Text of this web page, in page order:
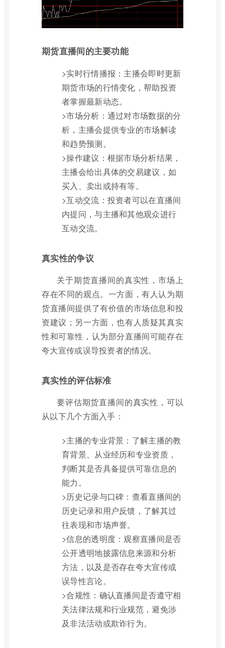
期货直播间的主要功能
>实时行情播报：主播会即时更新
期货市场的行情变化，帮助投资
者掌握最新动态。
>市场分析：通过对市场数据的分
析，主播会提供专业的市场解读
和趋势预测。
>操作建议：根据市场分析结果，
主播会给出具体的交易建议，如
买入、卖出或持有等。
>互动交流：投资者可以在直播间
内提问，与主播和其他观众进行
互动交流。
真实性的争议
关于期货直播间的真实性，市场上
存在不同的观点。一方面，有人认为期
货直播间提供了有价值的市场信息和投
资建议；另一方面，也有人质疑其真实
性和可靠性，认为部分直播间可能存在
夸大宣传或误导投资者的情况。
真实性的评估标准
要评估期货直播间的真实性，可以
从以下几个方面入手：
>主播的专业背景：了解主播的教
育背景、从业经历和专业资质，
判断其是否具备提供可靠信息的
能力。
>历史记录与口碑：查看直播间的
历史记录和用户反馈，了解其过
往表现和市场声誉。
>信息的透明度：观察直播间是否
公开透明地披露信息来源和分析
方法，以及是否存在夸大宣传或
误导性言论。
>合规性：确认直播间是否遵守相
关法律法规和行业规范，避免涉
及非法活动或欺诈行为。